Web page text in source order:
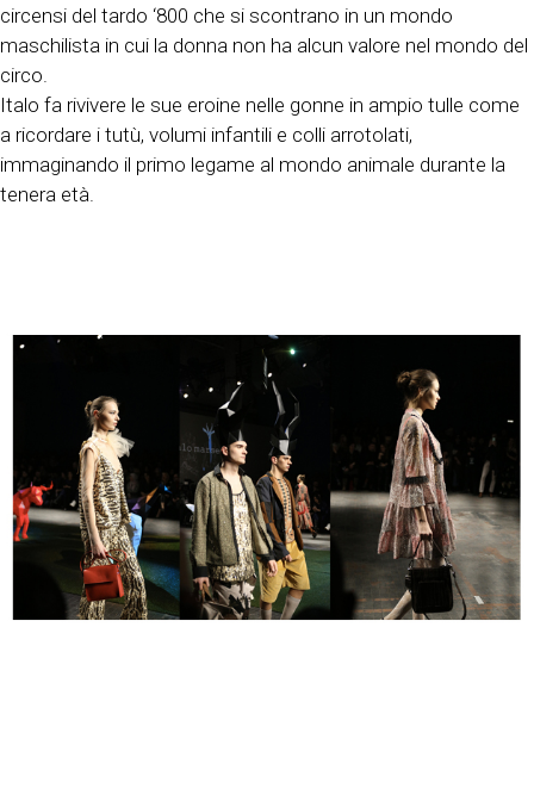
circensi del tardo ‘800 che si scontrano in un mondo
maschilista in cui la donna non ha alcun valore nel mondo del
circo.
Italo fa rivivere le sue eroine nelle gonne in ampio tulle come
a ricordare i tutù, volumi infantili e colli arrotolati,
immaginando il primo legame al mondo animale durante la
tenera età.